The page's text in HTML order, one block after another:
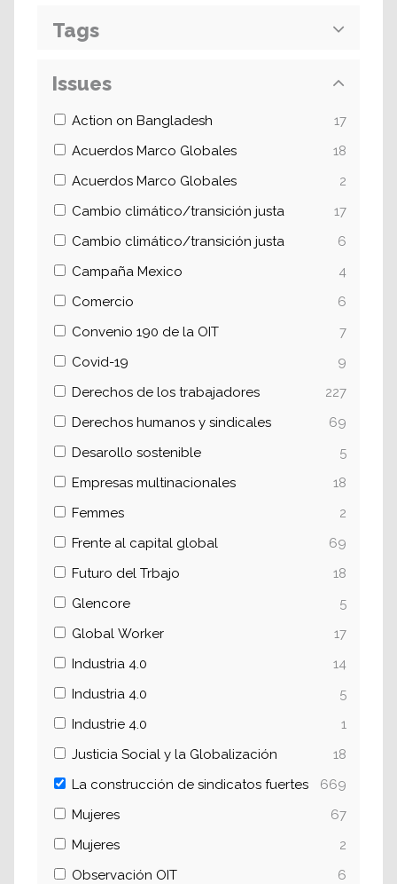
Tags
Issues
Action on Bangladesh
17
Acuerdos Marco Globales
18
Acuerdos Marco Globales
2
Cambio climático/transición justa
17
Cambio climático/transición justa
6
Campaña Mexico
4
Comercio
6
Convenio 190 de la OIT
7
Covid-19
9
Derechos de los trabajadores
227
Derechos humanos y sindicales
69
Desarollo sostenible
5
Empresas multinacionales
18
Femmes
2
Frente al capital global
69
Futuro del Trbajo
18
Glencore
5
Global Worker
17
Industria 4.0
14
Industria 4.0
5
Industrie 4.0
1
Justicia Social y la Globalización
18
La construcción de sindicatos fuertes
669
Mujeres
67
Mujeres
2
Observación OIT
6